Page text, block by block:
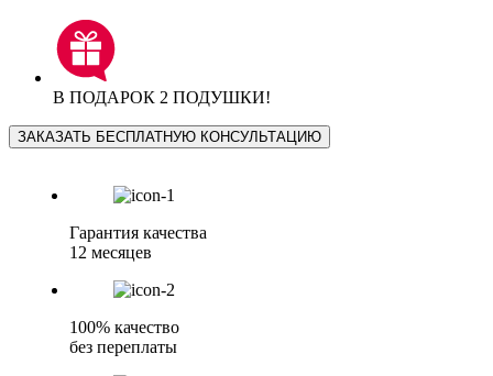
В ПОДАРОК 2 ПОДУШКИ!
ЗАКАЗАТЬ БЕСПЛАТНУЮ КОНСУЛЬТАЦИЮ
Гарантия качества
12 месяцев
100% качество
без переплаты